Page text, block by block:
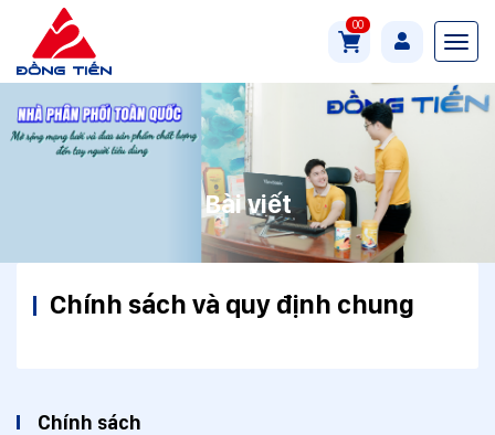
00
Bài viết
Chính sách
Chính sách và quy định chung